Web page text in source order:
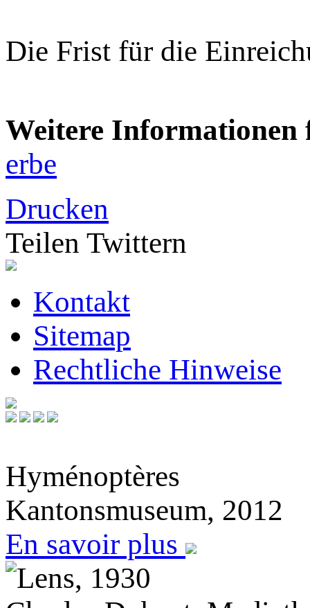
Die Frist für die
Weitere Informationen
erbe
Drucken
Teilen Twittern
Kontakt
Sitemap
Rechtliche Hinweise
Hyménoptères
Kantonsmuseum, 2012
En savoir plus
Lens, 1930